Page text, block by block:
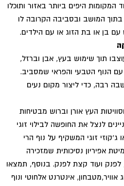
היפים ביותר באזור ותוכלו
בתוך המושב ובסביבה הקרובה לו
עם בן או בת הזוג או עם הילדים.
תוך שימוש בעץ, אבן וברזל,
הנוף הטבעי והפראי שמסביב.
רבה, כדי ליצור מקום נעים
העץ אורן וברוש מבטיחות
לנצל את החופשה לבילוי זוגי
זוגי המשקיף על נוף הרי
אפיריון נסיכותית שמזכירה
ועוד קצת לפנק. בנוסף, תמצאו
אוויר,מטבחון, אינטרנט אלחוטי ונוף